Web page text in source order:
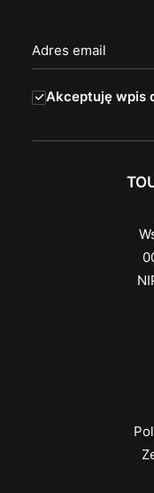
Akceptuję wpis